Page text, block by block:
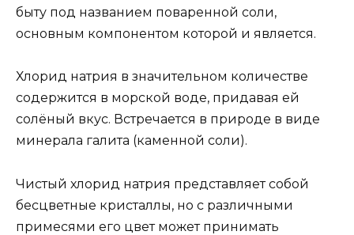
быту под названием поваренной соли,
основным компонентом которой и является.
Хлорид натрия в значительном количестве
содержится в морской воде, придавая ей
солёный вкус. Встречается в природе в виде
минерала галита (каменной соли).
Чистый хлорид натрия представляет собой
бесцветные кристаллы, но с различными
примесями его цвет может принимать